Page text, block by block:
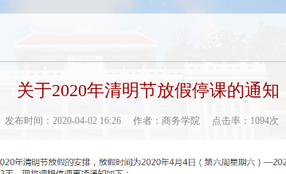
关于2020年清明节放假停课的通知
发布时间：2020-04-02 16:26 作者：商务学院 点击率： 1094次